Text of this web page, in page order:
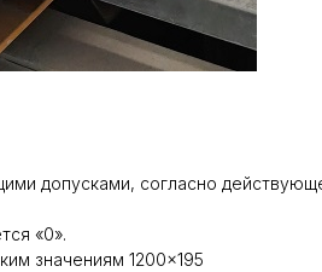
допусками, согласно
«0».
значениям 1200×195